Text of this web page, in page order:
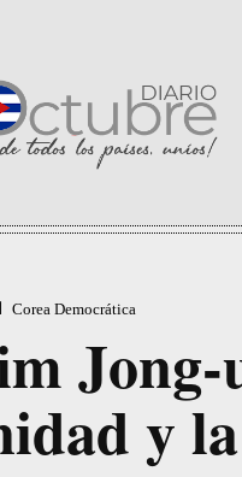
Corea Democrática
Jong-
y